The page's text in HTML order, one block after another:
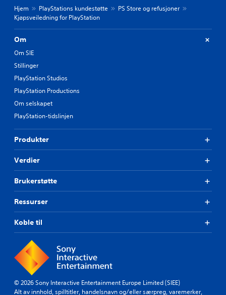
Hjem PlayStations kundestøtte
PS Store og refusjoner
Kjøpsveiledning for PlayStation
Om
Om SIE
Stillinger
PlayStation Studios
PlayStation Productions
Om selskapet
PlayStation-tidslinjen
Produkter
Verdier
Brukerstøtte
Ressurser
Koble til
© 2026 Sony Interactive Entertainment Europe Limited (SIEE)
Alt av innhold, spilltitler, handelsnavn og/eller særpreg, varemerker,